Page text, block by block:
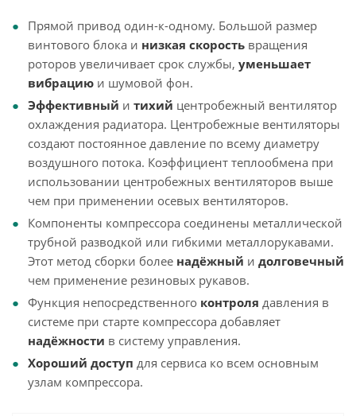
Прямой привод один-к-одному. Большой размер
винтового блока и низкая скорость вращения
роторов увеличивает срок службы, уменьшает
вибрацию и шумовой фон.
Эффективный и тихий центробежный вентилятор
охлаждения радиатора. Центробежные вентиляторы
создают постоянное давление по всему диаметру
воздушного потока. Коэффициент теплообмена при
использовании центробежных вентиляторов выше
чем при применении осевых вентиляторов.
Компоненты компрессора соединены металлической
трубной разводкой или гибкими металлорукавами.
Этот метод сборки более надёжный и долговечный
чем применение резиновых рукавов.
Функция непосредственного контроля давления в
системе при старте компрессора добавляет
надёжности в систему управления.
Хороший доступ для сервиса ко всем основным
узлам компрессора.